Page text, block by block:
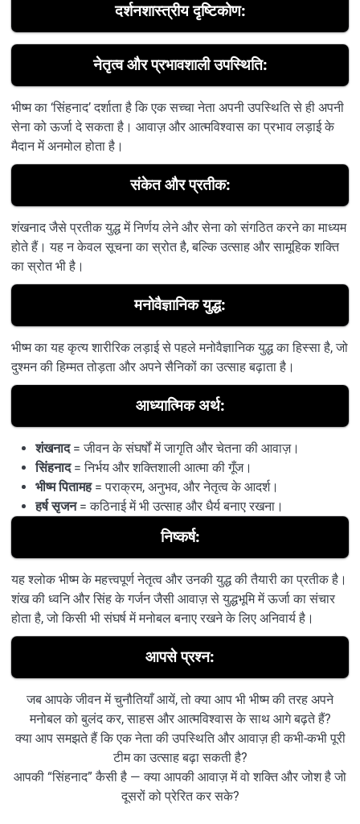
दर्शनशास्त्रीय दृष्टिकोण:
नेतृत्व और प्रभावशाली उपस्थिति:
भीष्म का ‘सिंहनाद’ दर्शाता है कि एक सच्चा नेता अपनी उपस्थिति से ही अपनी
सेना को ऊर्जा दे सकता है। आवाज़ और आत्मविश्वास का प्रभाव लड़ाई के
मैदान में अनमोल होता है।
संकेत और प्रतीक:
शंखनाद जैसे प्रतीक युद्ध में निर्णय लेने और सेना को संगठित करने का माध्यम
होते हैं। यह न केवल सूचना का स्रोत है, बल्कि उत्साह और सामूहिक शक्ति
का स्रोत भी है।
मनोवैज्ञानिक युद्ध:
भीष्म का यह कृत्य शारीरिक लड़ाई से पहले मनोवैज्ञानिक युद्ध का हिस्सा है, जो
दुश्मन की हिम्मत तोड़ता और अपने सैनिकों का उत्साह बढ़ाता है।
आध्यात्मिक अर्थ:
शंखनाद= जीवन के संघर्षों में जागृति और चेतना की आवाज़।
सिंहनाद= निर्भय और शक्तिशाली आत्मा की गूँज।
भीष्म पितामह= पराक्रम, अनुभव, और नेतृत्व के आदर्श।
हर्ष सृजन= कठिनाई में भी उत्साह और धैर्य बनाए रखना।
निष्कर्ष:
यह श्लोक भीष्म के महत्त्वपूर्ण नेतृत्व और उनकी युद्ध की तैयारी का प्रतीक है।
शंख की ध्वनि और सिंह के गर्जन जैसी आवाज़ से युद्धभूमि में ऊर्जा का संचार
होता है, जो किसी भी संघर्ष में मनोबल बनाए रखने के लिए अनिवार्य है।
आपसे प्रश्न:
जब आपके जीवन में चुनौतियाँ आयें, तो क्या आप भी भीष्म की तरह अपने
मनोबल को बुलंद कर, साहस और आत्मविश्वास के साथ आगे बढ़ते हैं?
क्या आप समझते हैं कि एक नेता की उपस्थिति और आवाज़ ही कभी-कभी पूरी
टीम का उत्साह बढ़ा सकती है?
आपकी “सिंहनाद” कैसी है — क्या आपकी आवाज़ में वो शक्ति और जोश है जो
दूसरों को प्रेरित कर सके?